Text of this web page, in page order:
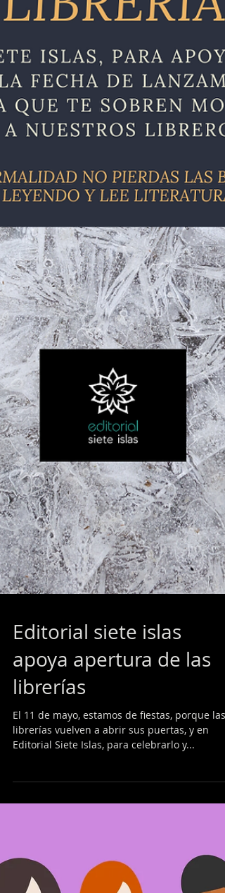
apoya apertura de las
El 11 de mayo, estamos de fiestas, porque las
librerías vuelven a abrir sus puertas, y en
Editorial Siete Islas, para celebrarlo y...